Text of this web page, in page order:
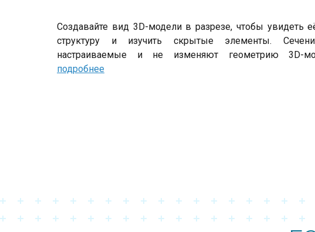
Создавайте вид 3D-модели в разрезе, чтобы увидеть
структуру и изучить скрытые элементы.
настраиваемые и не изменяют геометрию 3D-
подробнее